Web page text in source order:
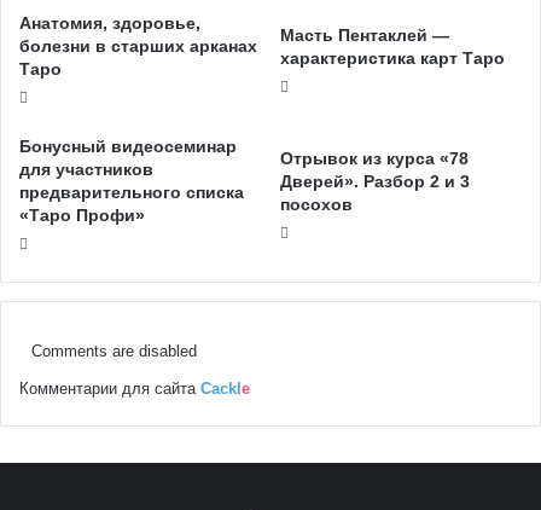
Анатомия, здоровье,
болезни в старших арканах
Таро
Масть Пентаклей —
характеристика карт Таро
Бонусный видеосеминар
для участников
предварительного списка
«Таро Профи»
Отрывок из курса «78
Дверей». Разбор 2 и 3
посохов
Comments are disabled
Комментарии для сайта Cackl e